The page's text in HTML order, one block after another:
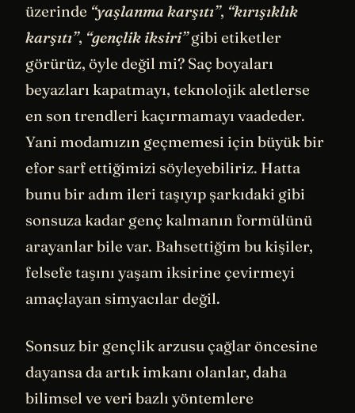
üzerinde “yaşlanma karşıtı”, “kırışıklık
karşıtı”, “gençlik iksiri”gibi etiketler
görürüz, öyle değil mi? Saç boyaları
beyazları kapatmayı, teknolojik aletlerse
en son trendleri kaçırmamayı vaadeder.
Yani modamızın geçmemesi için büyük bir
efor sarf ettiğimizi söyleyebiliriz. Hatta
bunu bir adım ileri taşıyıp şarkıdaki gibi
sonsuza kadar genç kalmanın formülünü
arayanlar bile var. Bahsettiğim bu kişiler,
felsefe taşını yaşam iksirine çevirmeyi
amaçlayan simyacılar değil.
Sonsuz bir gençlik arzusu çağlar öncesine
dayansa da artık imkanı olanlar, daha
bilimsel ve veri bazlı yöntemlere